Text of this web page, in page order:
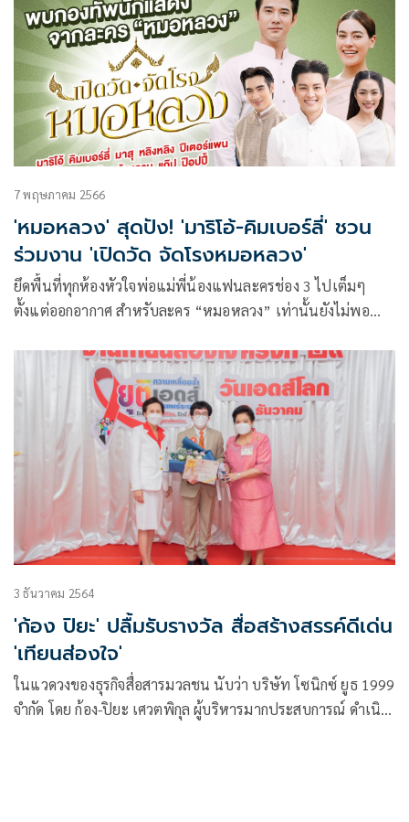
ตะวันออก องค์เพชรภัทรนาคราช” ที่ยังไม่เคยมีใครพูดถึง!
7 พฤษภาคม 2566
'หมอหลวง' สุดปัง! 'มาริโอ้-คิมเบอร์ลี่' ชวน
ร่วมงาน 'เปิดวัด จัดโรงหมอหลวง'
ยึดพื้นที่ทุกห้องหัวใจพ่อแม่พี่น้องแฟนละครช่อง 3 ไปเต็มๆ
ตั้งแต่ออกอากาศ สำหรับละคร “หมอหลวง” เท่านั้นยังไม่พอ
คนเก่งที่พ่วงตำแหน่งผู้กำกับ ชุดาภา จันทเขตต์ และ ก้อง-ปิยะ
เศวตพิกุล จากค่าย โซนิกซ์ บูม 2013 จัดกิจกรรมดีต่อใจ ดีต่อ
สุขภาพมาให้รื่นเริงกันอย่างต่อเนื่อง
3 ธันวาคม 2564
'ก้อง ปิยะ' ปลื้มรับรางวัล สื่อสร้างสรรค์ดีเด่น
'เทียนส่องใจ'
ในแวดวงของธุรกิจสื่อสารมวลชน นับว่า บริษัท โซนิกซ์ ยูธ 1999
จำกัด โดย ก้อง-ปิยะ เศวตพิกุล ผู้บริหารมากประสบการณ์ ดำเนิน